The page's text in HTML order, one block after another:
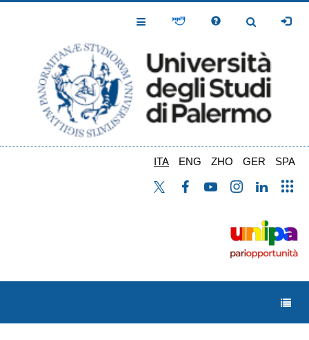
Toggle
Toggle
ITA ENG ZHO GER SPA